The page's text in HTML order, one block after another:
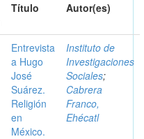
Título Autor(es)
Entrevista
a Hugo
José
Suárez.
Religión
en
México.
Instituto de
Investigaciones
Sociales;
Cabrera
Franco,
Ehécatl